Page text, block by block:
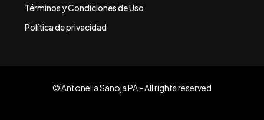
Términos y Condiciones de Uso
Política de privacidad
© Antonella Sanoja PA - All rights reserved